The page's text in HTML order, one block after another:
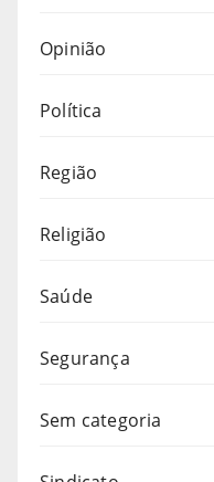
Opinião
Política
Região
Religião
Saúde
Segurança
Sem categoria